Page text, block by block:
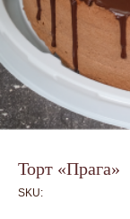
Торт «Прага»
SKU: